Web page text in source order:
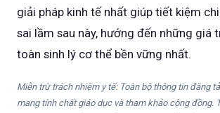
giải pháp kinh tế nhất giúp tiết kiệm
sai lầm sau này, hướng đến những giá
toàn sinh lý cơ thể bền vững nhất.
Miễn trừ trách nhiệm y tế: Toàn bộ thông tin đăng
mang tính chất giáo dục và tham khảo cộng đồng.